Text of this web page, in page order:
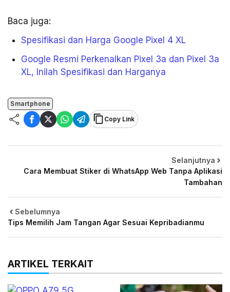
Baca juga:
Spesifikasi dan Harga Google Pixel 4 XL
Google Resmi Perkenalkan Pixel 3a dan Pixel 3a
XL, Inilah Spesifikasi dan Harganya
Smartphone
Copy Link
Sebelumnya
Tips Memilih Jam Tangan Agar Sesuai Kepribadianmu
Selanjutnya
Cara Membuat Stiker di WhatsApp Web Tanpa Aplikasi
Tambahan
ARTIKEL TERKAIT